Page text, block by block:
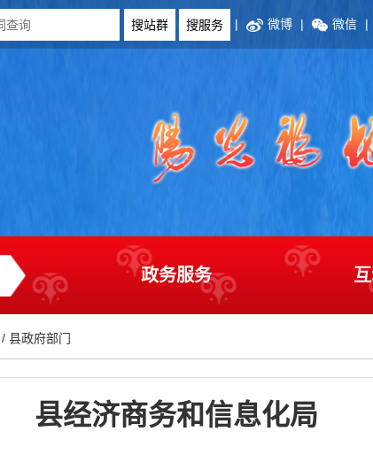
| 微博 | 微信 |
政务服务
/ 县政府部门
县经济商务和信息化局